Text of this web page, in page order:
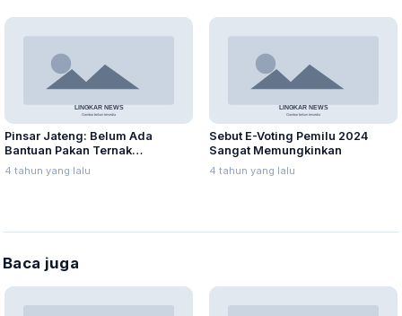
Pinsar Jateng: Belum Ada
Bantuan Pakan Ternak
Bersubsidi dari Pemerintah
4 tahun yang lalu
Sebut E-Voting Pemilu 2024
Sangat Memungkinkan
4 tahun yang lalu
Baca juga